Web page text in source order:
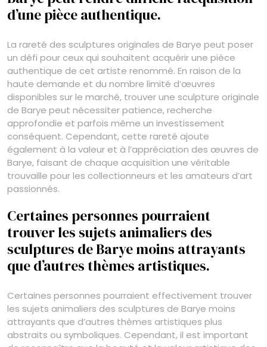
d’une pièce authentique.
La rareté des sculptures originales de Barye peut poser
un défi pour ceux qui souhaitent acquérir une pièce
authentique de cet artiste renommé. En raison de la
haute demande et du nombre limité d’œuvres
disponibles sur le marché, trouver une sculpture originale
de Barye peut nécessiter patience, recherche
approfondie et parfois même un investissement
conséquent. Cependant, cette rareté ajoute
également à la valeur et à l’appréciation des œuvres de
Barye, faisant de chaque acquisition une véritable
trouvaille pour les collectionneurs et les amateurs d’art
passionnés.
Certaines personnes pourraient
trouver les sujets animaliers des
sculptures de Barye moins attrayants
que d’autres thèmes artistiques.
Certaines personnes pourraient effectivement trouver
les sujets animaliers des sculptures de Barye moins
attrayants que d’autres thèmes artistiques plus
abstraits ou symboliques. Cependant, il est important